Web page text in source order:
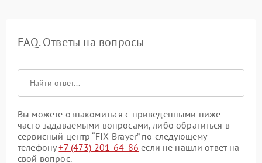
FAQ. Ответы на вопросы
Вы можете ознакомиться с приведенными ниже
часто задаваемыми вопросами, либо обратиться в
сервисный центр “FIX-Brayer” по следующему
телефону+7 (473) 201-64-86 если не нашли ответ на
свой вопрос.